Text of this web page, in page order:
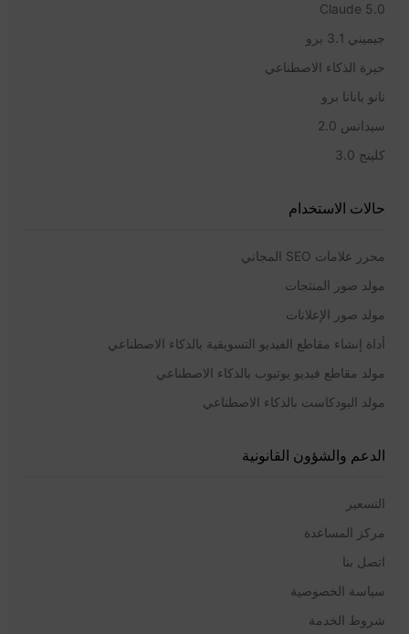
Claude 5.0
جيميني 3.1 برو
حيرة الذكاء الاصطناعي
نانو بانانا برو
سيدانس 2.0
كلينج 3.0
حالات الاستخدام
محرر علامات SEO المجاني
مولد صور المنتجات
مولد صور الإعلانات
أداة إنشاء مقاطع الفيديو التسويقية بالذكاء الاصطناعي
مولد مقاطع فيديو يوتيوب بالذكاء الاصطناعي
مولد البودكاست بالذكاء الاصطناعي
الدعم والشؤون القانونية
التسعير
مركز المساعدة
اتصل بنا
سياسة الخصوصية
شروط الخدمة